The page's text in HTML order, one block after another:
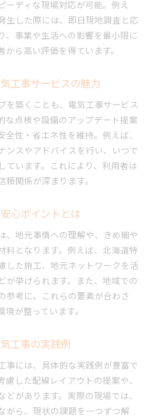
ーディな現場対応が可能。例え
生した際には、即日現地調査と応
、事業や生活への影響を最小限に
ら高い評価を得ています。
工事サービスの魅力
を築くことも、電気工事サービス
な点検や設備のアップデート提案
性・省エネ性を維持。例えば、
ンスやアドバイスを行い、いつで
ています。これにより、利用者は
関係が深まります。
心ポイントとは
、地元事情への理解や、きめ細や
料となります。例えば、北海道特
した施工、地元ネットワークを活
が挙げられます。また、地域での
参考に。これらの要素が合わさ
が整っています。
工事の実践例
事には、具体的な実践例が豊富で
した配線レイアウトの提案や、
があります。実際の現場では、
がら、現状の課題を一つずつ解